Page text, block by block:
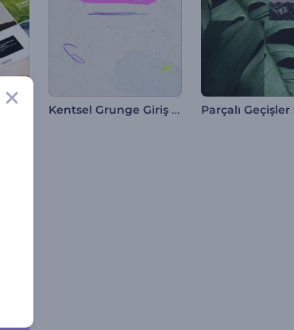
Kentsel Grunge Giriş Videosu